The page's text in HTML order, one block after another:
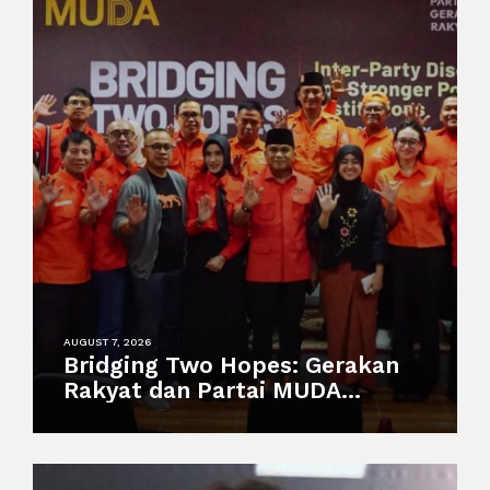
AUGUST 7, 2026
Bridging Two Hopes: Gerakan
Rakyat dan Partai MUDA
Malaysia Satukan Visi Politik
Anak Muda